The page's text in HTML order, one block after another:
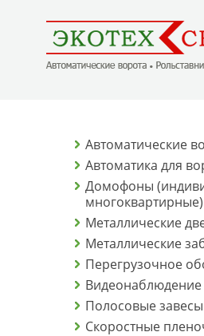
Автоматические
Автоматика для
Домофоны
многоквартирные)
Металлические
Металлические
Перегрузочное
Видеонаблюдение
Полосовые завесы
Скоростные